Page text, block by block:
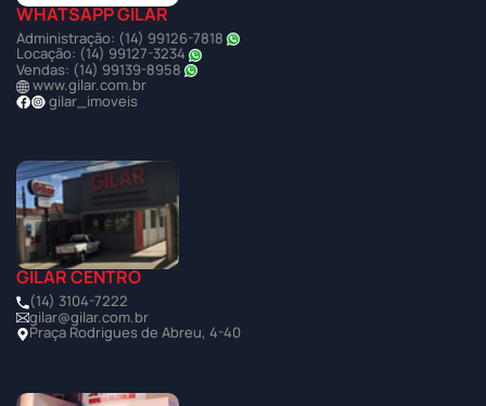
WHATSAPP GILAR
Administração: (14) 99126-7818
Locação: (14) 99127-3234
Vendas: (14) 99139-8958
www.gilar.com.br
gilar_imoveis
GILAR CENTRO
(14) 3104-7222
gilar@gilar.com.br
Praça Rodrigues de Abreu, 4-40